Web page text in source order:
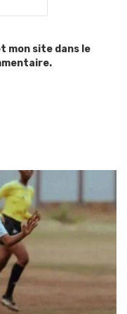
mon site dans le